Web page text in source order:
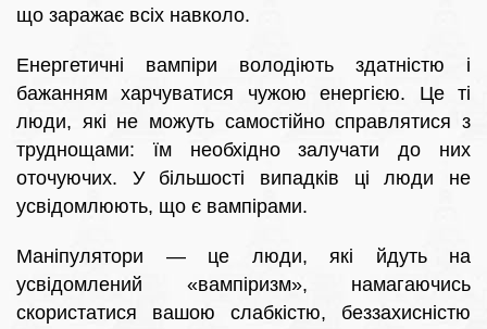
що заражає всіх навколо.
Енергетичні вампіри володіють здатністю і
бажанням харчуватися чужою енергією. Це ті
люди, які не можуть самостійно справлятися з
труднощами: їм необхідно залучати до них
оточуючих. У більшості випадків ці люди не
усвідомлюють, що є вампірами.
Маніпулятори — це люди, які йдуть на
усвідомлений «вампіризм», намагаючись
скористатися вашою слабкістю, беззахисністю